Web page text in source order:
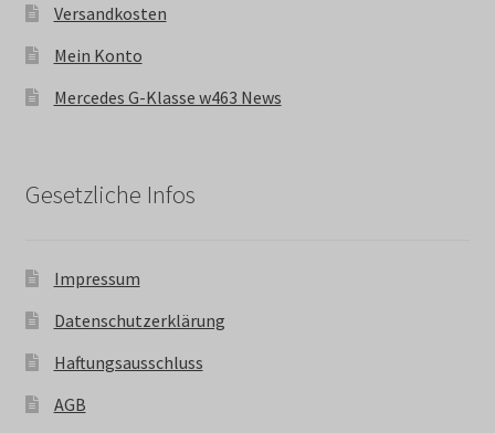
Versandkosten
Mein Konto
Mercedes G-Klasse w463 News
Gesetzliche Infos
Impressum
Datenschutzerklärung
Haftungsausschluss
AGB